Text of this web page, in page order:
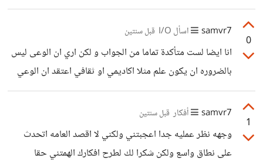
ويفتح له افاق التوبه والالتزام اذا اين المشكله في التأثر به؟ لا
اقصد دعايه خاويه بل اقصد دعايات تحبب الناس في الدين و
تذكرهم بقرب الله
0
samvr7 اسأل I/O قبل سنتين
انا ايضا لست متأكدة تماما من الجواب و لكن اري ان الوعى ليس
بالضروره ان يكون علم مثلا اكاديمي او ثقافي اعتقد ان الوعي
الذي تتطلبه هذه الرحله وعي بالذات اولا ان تكون ادرى بفسك
وخباياها فاهما لما ترغب في الحياه ولماذا ترغب به مدرك نقاط
ضعفك و قوتك و مقدراتك، ثانيا وعي بما تتطلبه مرحله الزواج
من مسؤوليات ومهام و قياس المقدره على تنفيذها ام لا، وارى
1
samvr7 أفكار قبل سنتين
وجهه نظر عمليه جدا اعجبتني ولكني لا اقصد العامه اتحدث
على نطاق واسع ولكن شكرا لك لطرح افكارك الهمتني حقا